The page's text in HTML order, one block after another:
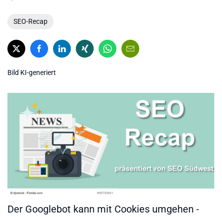
SEO-Recap
Bild KI-generiert
Der Googlebot kann mit Cookies umgehen -